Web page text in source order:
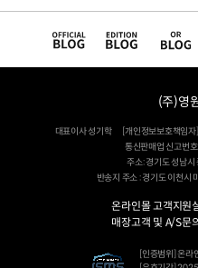
(주)영
대표이사 성기학 [개인정보보호책임자
통신판매업 신고번
주소: 경기도 성남
반송지 주소 : 경기도 이천
온라인몰 고객지원
매장고객 및 A/S문
[인증범위] 온라